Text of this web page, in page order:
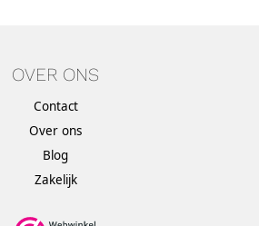
OVER ONS
Contact
Over ons
Blog
Zakelijk